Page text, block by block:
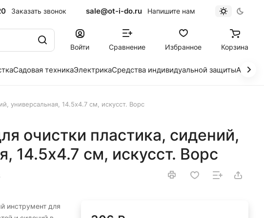
Заказать звонок sale@ot-i-do.ru Напишите нам
Войти Сравнение Избранное Корзина
Садовая техникаЭлектрикаСредства индивидуальной защиты
универсальная, 14.5x4.7 см, искусст. Ворс
очистки пластика, сидений,
14.5x4.7 см, искусст. Ворс
инструмент для